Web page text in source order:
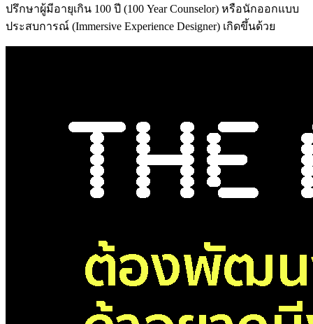
ปรึกษาผู้มีอายุเกิน 100 ปี (100 Year Counselor) หรือนักออกแบบ
ประสบการณ์ (Immersive Experience Designer) เกิดขึ้นด้วย